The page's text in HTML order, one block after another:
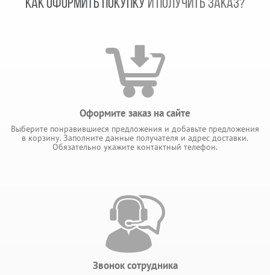
КАК ОФОРМИТЬ ПОКУПКУ И ПОЛУЧИТЬ ЗАКАЗ?
Оформите заказ на сайте
Выберите понравившиеся предложения и добавьте предложения
в корзину. Заполните данные получателя и адрес доставки.
Обязательно укажите контактный телефон.
Звонок сотрудника